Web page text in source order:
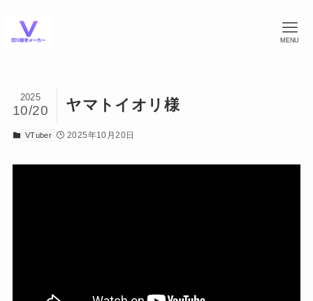
MENU
ヤマトイオリ様
2025
10/20
VTuber 2025年10月20日